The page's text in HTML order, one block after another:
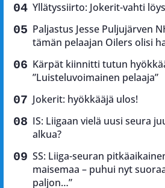
Yllätyssiirto: Jokerit-vahti
Paljastus Jesse Puljujärven
tämän pelaajan Oilers olisi
Kärpät kiinnitti tutun
”Luisteluvoimainen pelaaja”
Jokerit: hyökkääjä ulos!
IS: Liigaan vielä uusi seura
alkua?
SS: Liiga-seuran
maisemaa – puhui nyt
paljon…”